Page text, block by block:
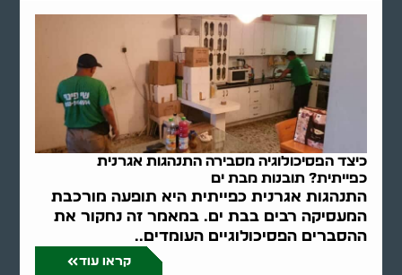
כיצד הפסיכולוגיה מסבירה התנהגות אגרנית
כפייתית? תובנות מבת ים
התנהגות אגרנית כפייתית היא תופעה מורכבת
המעסיקה רבים בבת ים. במאמר זה נחקור את
ההסברים הפסיכולוגיים העומדים..
קראו עוד